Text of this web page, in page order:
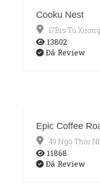
Cooku Nest
17Bis Tú
13802
Đã Review
Epic Coffee
49 Ngô Thời
11868
Đã Review